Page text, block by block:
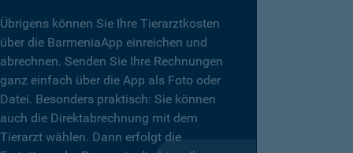
Übrigens können Sie Ihre Tierarztkosten
über die BarmeniaApp einreichen und
abrechnen. Senden Sie Ihre Rechnungen
ganz einfach über die App als Foto oder
Datei. Besonders praktisch: Sie können
auch die Direktabrechnung mit dem
Tierarzt wählen. Dann erfolgt die